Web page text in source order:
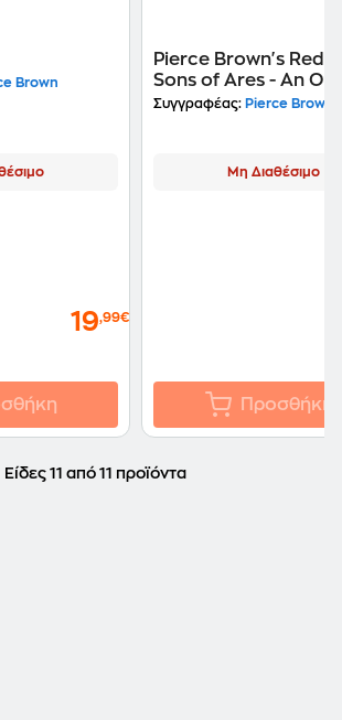
Brown
19,99€
Pierce Brown's Red
Sons of Ares - An
Graphic Novel TP
Συγγραφέας: Pierce Brown
Μη Διαθέσιμο
Προσθήκη
Είδες 11 από 11 προϊόντα